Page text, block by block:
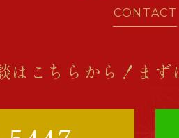
CONTACT
はこちらから！ ま